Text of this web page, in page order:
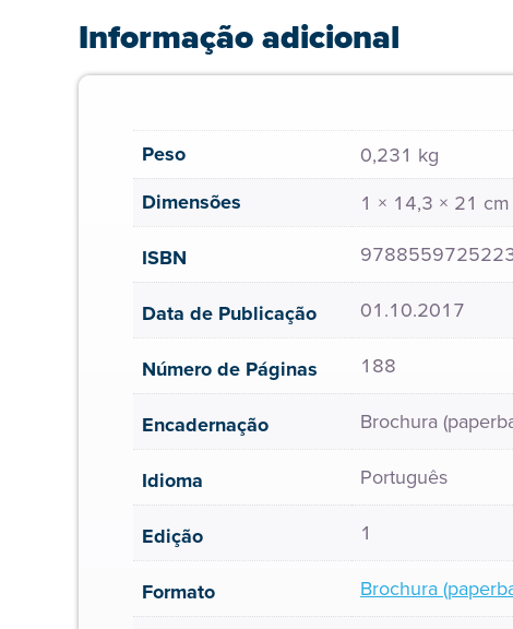
Informação adicional
Peso 0,231 kg
Dimensões 1 × 14,3 × 21 cm
ISBN
Data de Publicação 01.10.2017
Número de Páginas 188
Encadernação Brochura
Idioma Português
Edição 1
Formato Brochura